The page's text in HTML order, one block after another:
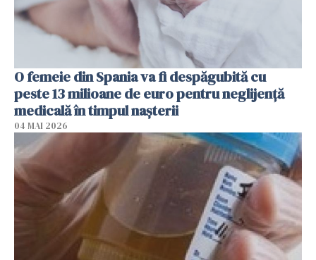
O femeie din Spania va fi despăgubită cu
peste 13 milioane de euro pentru neglijenţă
medicală în timpul naşterii
04 MAI 2026